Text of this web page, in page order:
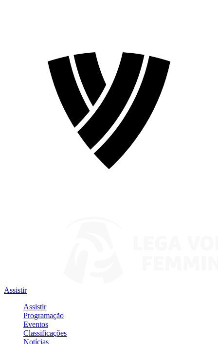
Assistir
Assistir
Programação
Eventos
Classificações
Notícias